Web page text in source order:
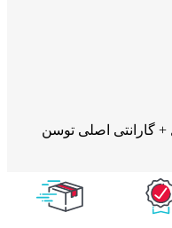
+ گارانتی اصلی توسن